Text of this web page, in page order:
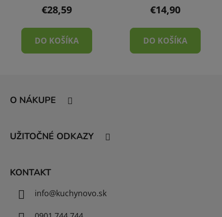
€28,59
DO KOŠÍKA
€14,90
DO KOŠÍKA
O NÁKUPE
UŽITOČNÉ ODKAZY
KONTAKT
info@kuchynovo.sk